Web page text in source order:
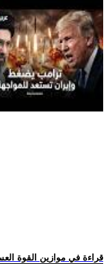
.. قراءة في موازين القوة